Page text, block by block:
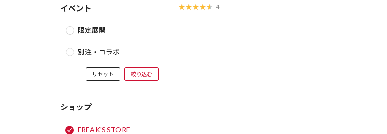
イベント
限定展開
別注・コラボ
リセット 絞り込む
ショップ
FREAK'S STORE
4